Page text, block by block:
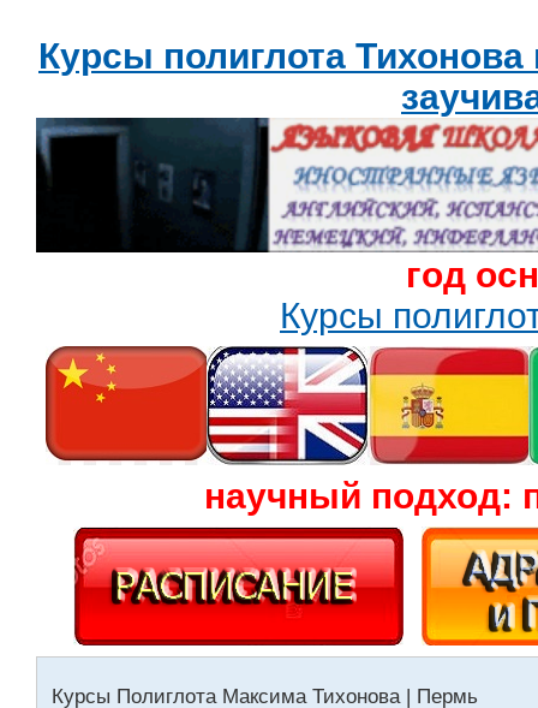
Курсы полиглота
год
Курсы
научный подход:
Курсы Полиглота Максима Тихонова | Пермь